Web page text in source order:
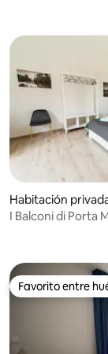
promedio: 5.0
Habitación
I Balconi di Porta
Favorito entre
Favorito entre